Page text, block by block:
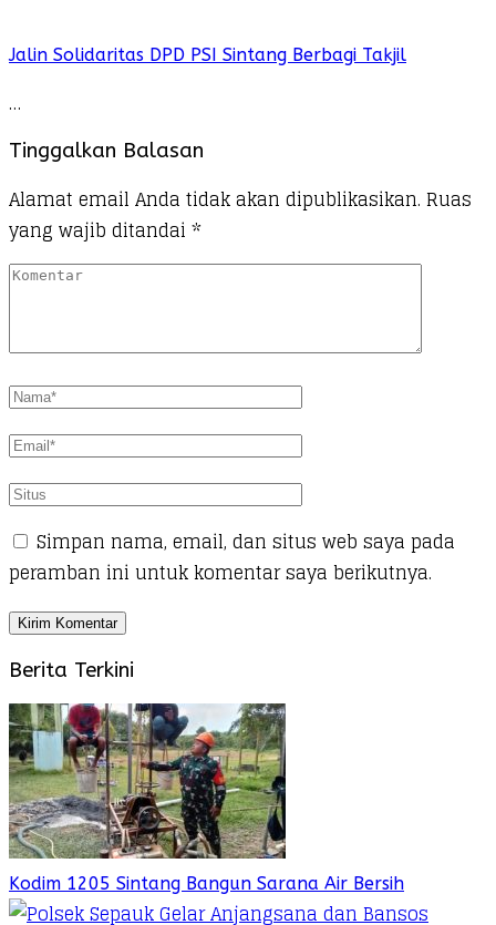
Jalin Solidaritas DPD PSI Sintang Berbagi Takjil
…
Tinggalkan Balasan
Alamat email Anda tidak akan dipublikasikan. Ruas
yang wajib ditandai *
Simpan nama, email, dan situs web saya pada
peramban ini untuk komentar saya berikutnya.
Berita Terkini
Kodim 1205 Sintang Bangun Sarana Air Bersih